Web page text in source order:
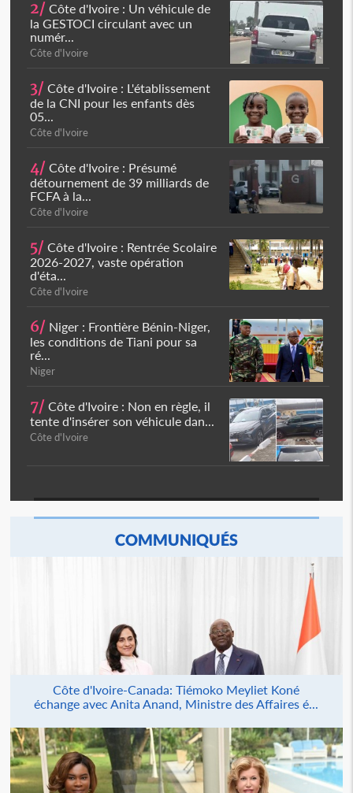
2/ Côte d'Ivoire : Un véhicule de
la GESTOCI circulant avec un
numér...
Côte d'Ivoire
3/ Côte d'Ivoire : L'établissement
de la CNI pour les enfants dès
05...
Côte d'Ivoire
4/ Côte d'Ivoire : Présumé
détournement de 39 milliards de
FCFA à la...
Côte d'Ivoire
5/ Côte d'Ivoire : Rentrée Scolaire
2026-2027, vaste opération
d'éta...
Côte d'Ivoire
6/ Niger : Frontière Bénin-Niger,
les conditions de Tiani pour sa
ré...
Niger
7/ Côte d'Ivoire : Non en règle, il
tente d'insérer son véhicule dan...
Côte d'Ivoire
COMMUNIQUÉS
Côte d'Ivoire-Canada: Tiémoko Meyliet Koné
échange avec Anita Anand, Ministre des Affaires é...